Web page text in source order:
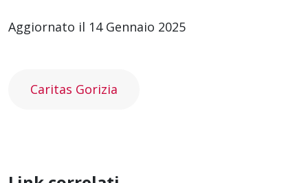
Aggiornato il 14 Gennaio 2025
Caritas Gorizia